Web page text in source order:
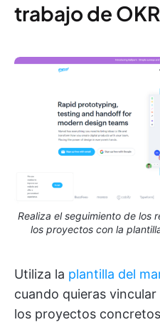
trabajo de
Realiza el seguimiento de los
los proyectos con la
Utiliza la plantilla del
cuando quieras
los proyectos